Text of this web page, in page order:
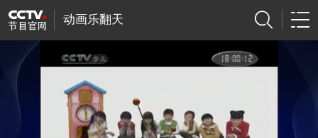
动画乐翻天